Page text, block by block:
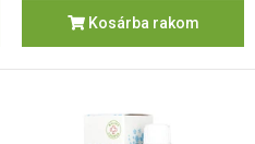
Kosárba rakom